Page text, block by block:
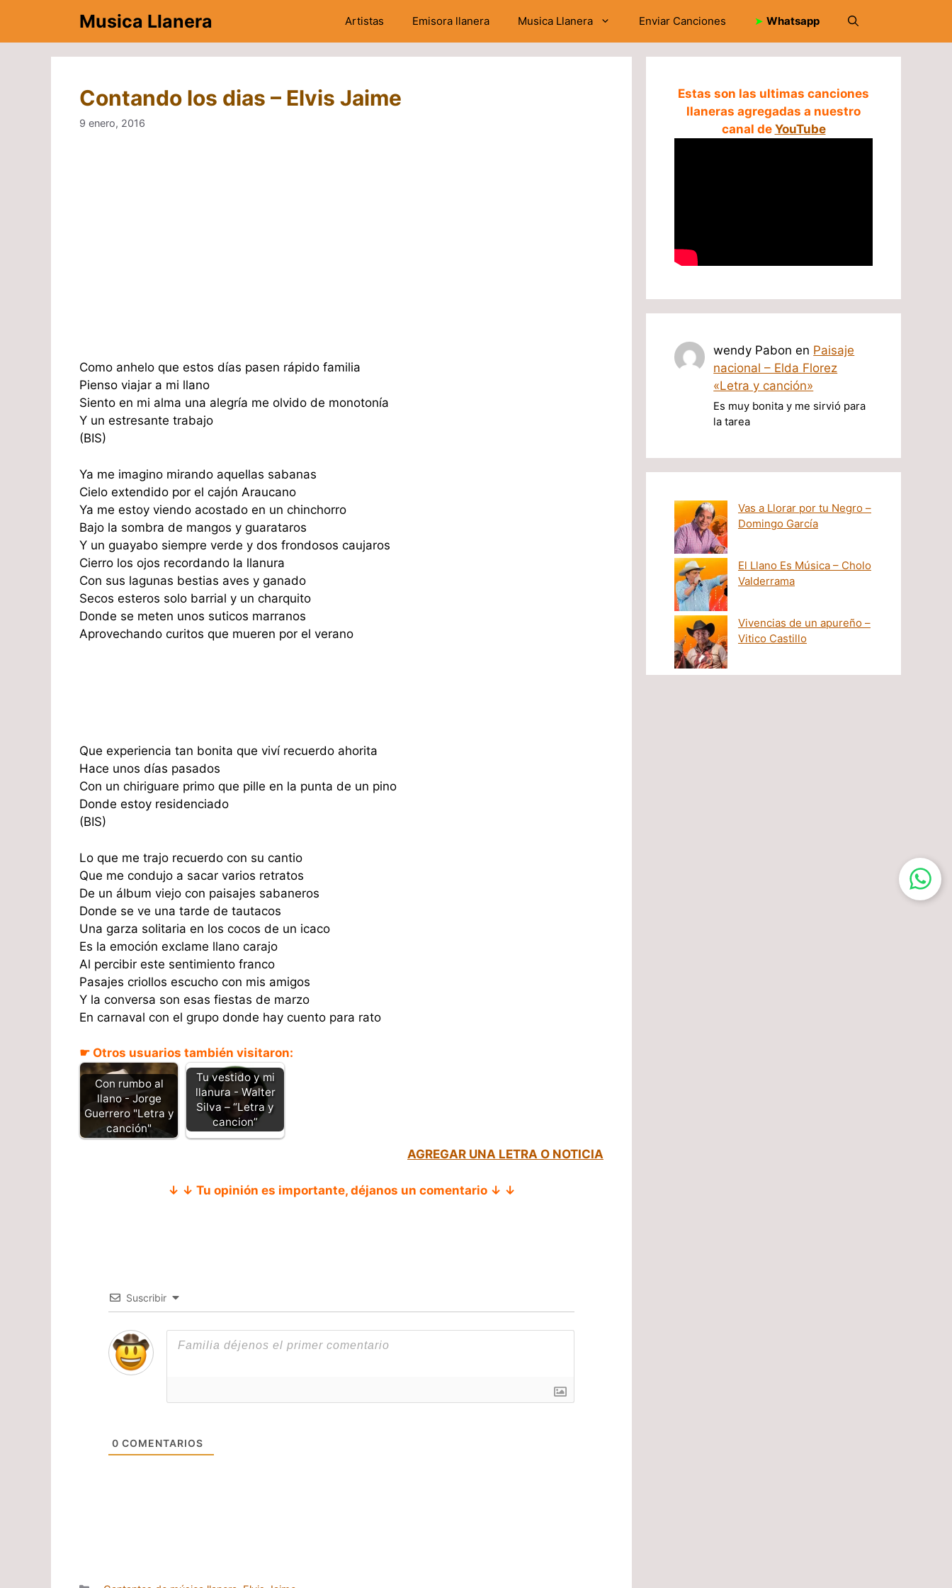
contenido
Musica Llanera Artistas Emisora llanera Musica Llanera Enviar Canciones ➤ Whatsapp
Contando los dias – Elvis Jaime
9 enero, 2016
Como anhelo que estos días pasen rápido familia
Pienso viajar a mi llano
Siento en mi alma una alegría me olvido de monotonía
Y un estresante trabajo
(BIS)
Ya me imagino mirando aquellas sabanas
Cielo extendido por el cajón Araucano
Ya me estoy viendo acostado en un chinchorro
Bajo la sombra de mangos y guarataros
Y un guayabo siempre verde y dos frondosos caujaros
Cierro los ojos recordando la llanura
Con sus lagunas bestias aves y ganado
Secos esteros solo barrial y un charquito
Donde se meten unos suticos marranos
Aprovechando curitos que mueren por el verano
Que experiencia tan bonita que viví recuerdo ahorita
Hace unos días pasados
Con un chiriguare primo que pille en la punta de un pino
Donde estoy residenciado
(BIS)
Lo que me trajo recuerdo con su cantio
Que me condujo a sacar varios retratos
De un álbum viejo con paisajes sabaneros
Donde se ve una tarde de tautacos
Una garza solitaria en los cocos de un icaco
Es la emoción exclame llano carajo
Al percibir este sentimiento franco
Pasajes criollos escucho con mis amigos
Y la conversa son esas fiestas de marzo
En carnaval con el grupo donde hay cuento para rato
☛ Otros usuarios también visitaron:
Con rumbo al
llano - Jorge
Guerrero "Letra y
canción"
Tu vestido y mi
llanura - Walter
Silva – “Letra y
cancion”
AGREGAR UNA LETRA O NOTICIA
↓ ↓ Tu opinión es importante, déjanos un comentario ↓ ↓
Suscribir
0 COMENTARIOS
Estas son las ultimas canciones
llaneras agregadas a nuestro
canal de YouTube
wendy Pabon en Paisaje
nacional – Elda Florez
«Letra y canción»
Es muy bonita y me sirvió para
la tarea
Vas a Llorar por tu Negro –
Domingo García
El Llano Es Música – Cholo
Valderrama
Vivencias de un apureño –
Vitico Castillo